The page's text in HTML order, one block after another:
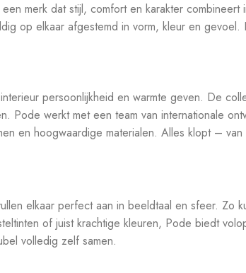
merk dat stijl, comfort en karakter combineert
op elkaar afgestemd in vorm, kleur en gevoel.
persoonlijkheid en warmte geven. De
Pode werkt met een team van internationale
en hoogwaardige materialen. Alles klopt –
elkaar perfect aan in beeldtaal en sfeer. Zo
of juist krachtige kleuren, Pode biedt
volledig zelf samen.